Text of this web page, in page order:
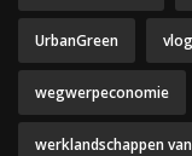
UrbanGreen vlog
wegwerpeconomie
werklandschappen